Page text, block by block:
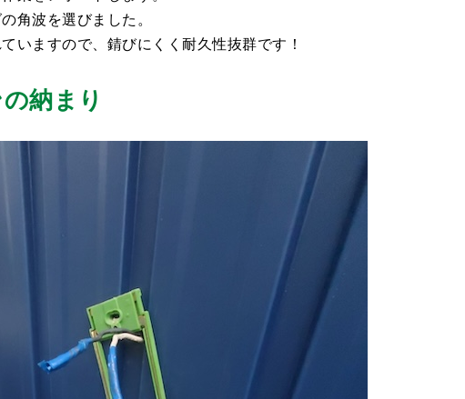
角波を選びました。
いますので、錆びにくく耐久性抜群です！
納まり